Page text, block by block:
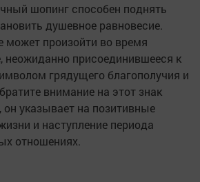
шопинг способен поднять
душевное равновесие.
может произойти во время
неожиданно присоединившееся к
грядущего благополучия и
внимание на этот знак
указывает на позитивные
и наступление периода
отношениях.